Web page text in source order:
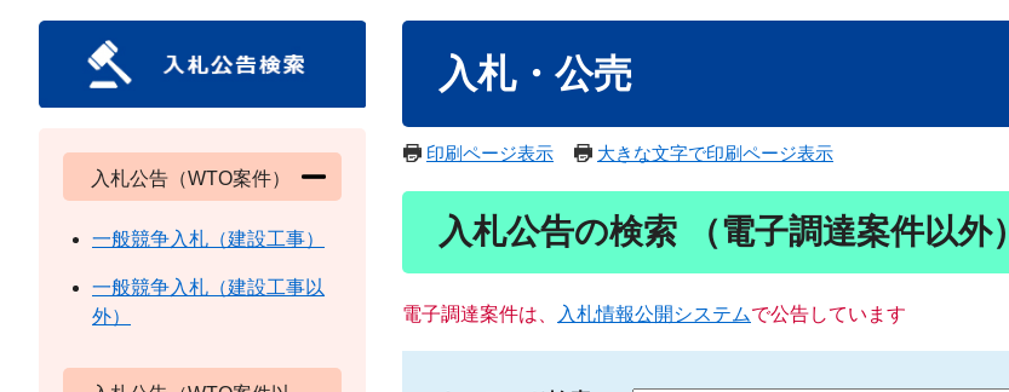
入札・公売
印刷ページ表示 大きな文字で印刷ページ表示
入札公告の検索 （電子調達案件以外）
電子調達案件は、 入札情報公開システムで公告しています
入札公告（WTO案件）
一般競争入札（建設工事）
一般競争入札（建設工事以
外）